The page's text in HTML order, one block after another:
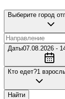
Выберите город
Даты07.08.2026 -
Кто едет?1
Найти